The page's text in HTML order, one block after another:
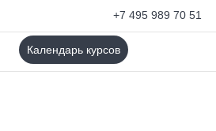
+7 495 989 70 51
Календарь курсов